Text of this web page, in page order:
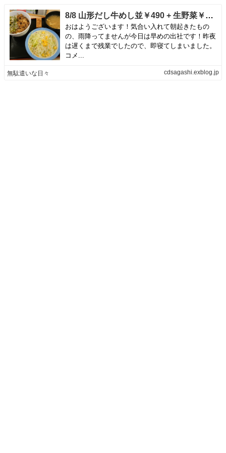
8/8 山形だし牛めし並￥490 + 生野菜￥100 @松屋 | 無駄遣いな日々
おはようございます！気合い入れて朝起きたもの
の、雨降ってませんが今日は早めの出社です！昨夜
は遅くまで残業でしたので、即寝てしまいました。
コメ...
無駄遣いな日々 cdsagashi.exblog.jp